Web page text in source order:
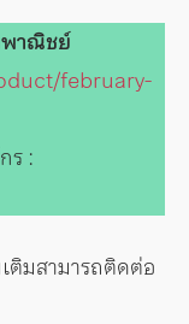
พาณิชย์
february-
ร :
ติมสามารถติดต่อ